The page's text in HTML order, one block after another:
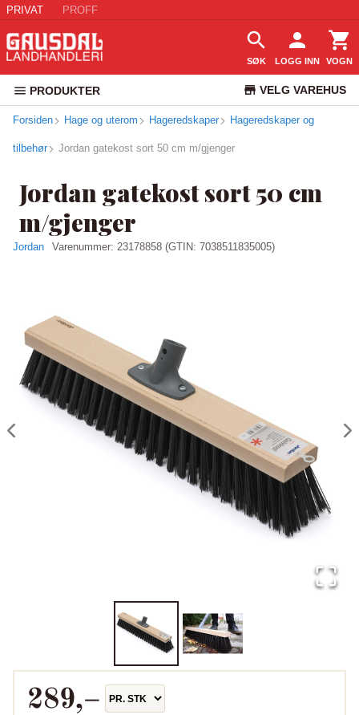
PRIVAT PROFF
SØK LOGG INN VOGN
PRODUKTER VELG VAREHUS
KUNDESERVICE
Forsiden Hage og uterom Hageredskaper Hageredskaper og
tilbehør Jordan gatekost sort 50 cm m/gjenger
Jordan gatekost sort 50 cm
m/gjenger
Jordan Varenummer: 23178858 (GTIN: 7038511835005)
289,–